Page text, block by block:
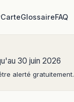
CarteGlossaireFAQ
30 juin 2026
alerté gratuitement.